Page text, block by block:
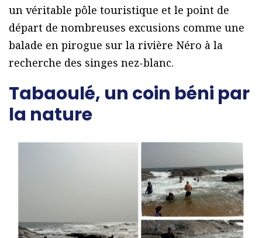
un véritable pôle touristique et le point de
départ de nombreuses excusions comme une
balade en pirogue sur la rivière Néro à la
recherche des singes nez-blanc.
Tabaoulé, un coin béni par
la nature